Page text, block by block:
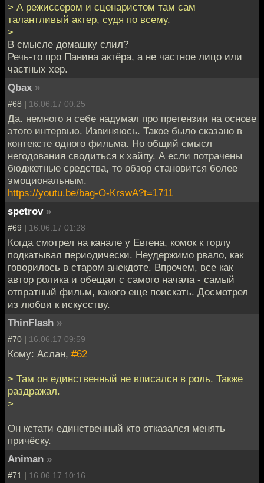
> А режиссером и сценаристом там сам
талантливый актер, судя по всему.
>
В смысле домашку слил?
Речь-то про Панина актёра, а не частное лицо или
частных хер.
Qbax »
#68 | 16.06.17 00:25
Да. немного я себе надумал про претензии на основе
этого интервью. Извиняюсь. Такое было сказано в
контексте одного фильма. Но общий смысл
негодования сводиться к хайпу. А если потрачены
бюджетные средства, то обзор становится более
эмоциональным.
https://youtu.be/bag-O-KrswA?t=1711
spetrov »
#69 | 16.06.17 01:28
Когда смотрел на канале у Евгена, комок к горлу
подкатывал периодически. Неудержимо рвало, как
говорилось в старом анекдоте. Впрочем, все как
автор ролика и обещал с самого начала - самый
отвратный фильм, какого еще поискать. Досмотрел
из любви к искусству.
ThinFlash »
#70 | 16.06.17 09:59
Кому: Аслан, #62
> Там он единственный не вписался в роль. Также
раздражал.
>
Он кстати единственный кто отказался менять
причёску.
Animan »
#71 | 16.06.17 10:16